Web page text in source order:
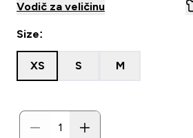
Vodič za veličinu
Size:
XS S M